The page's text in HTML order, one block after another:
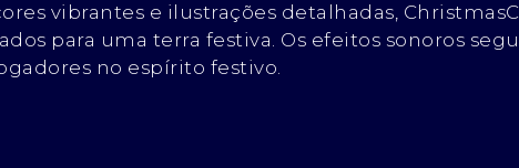
vibrantes e ilustrações detalhadas,
para uma terra festiva. Os efeitos sonoros
no espírito festivo.